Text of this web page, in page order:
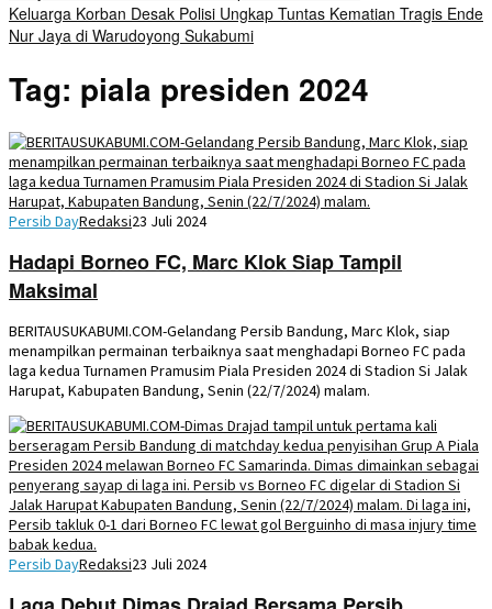
Keluarga Korban Desak Polisi Ungkap Tuntas Kematian Tragis Ende
Nur Jaya di Warudoyong Sukabumi
Tag: piala presiden 2024
Persib DayRedaksi23 Juli 2024
Hadapi Borneo FC, Marc Klok Siap Tampil
Maksimal
BERITAUSUKABUMI.COM-Gelandang Persib Bandung, Marc Klok, siap
menampilkan permainan terbaiknya saat menghadapi Borneo FC pada
laga kedua Turnamen Pramusim Piala Presiden 2024 di Stadion Si Jalak
Harupat, Kabupaten Bandung, Senin (22/7/2024) malam.
Persib DayRedaksi23 Juli 2024